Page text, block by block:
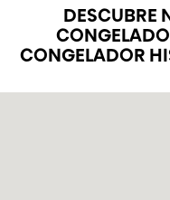
DESCUBRE
CONGELADOR